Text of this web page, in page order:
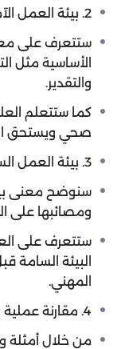
2. بيئة العمل الآمنة: التعريف والعلامات
ستتعرف على
الأساسية مثل
والتقدير.
كما ستتعلم
صحي ويستحق
3. بيئة العمل السامة: الأسباب والمخاطر
سنوضح معنى
ومصائبها على
ستتعرف على
البيئة
المهني.
4. مقارنة عملية بين البيئة الآمنة والسامة
من خلال أمثلة